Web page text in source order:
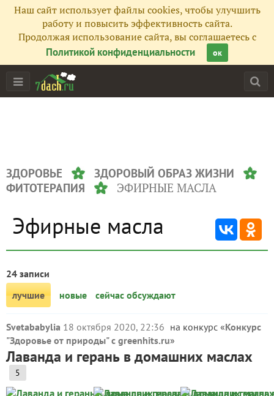
Наш сайт использует файлы cookies, чтобы улучшить
работу и повысить эффективность сайта.
Продолжая использование сайта, вы соглашаетесь с
Политикой конфиденциальности
ок
ЗДОРОВЬЕ
ЗДОРОВЫЙ ОБРАЗ ЖИЗНИ
ФИТОТЕРАПИЯ
ЭФИРНЫЕ МАСЛА
Эфирные масла
24 записи
лучшие
новые сейчас обсуждают
Svetababylia 18 октября 2020, 22:36 на конкурс «Конкурс
"Здоровье от природы" с greenhits.ru»
Лаванда и герань в домашних маслах
5